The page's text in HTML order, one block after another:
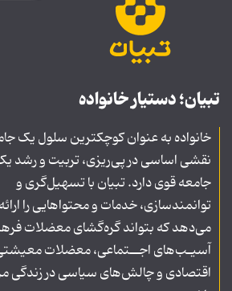
تبیان؛ دستیار خانواده
خانواده به عنوان کوچکترین سلول یک
نقشی اساسی در پی‌ریزی، تربیت و رشد
جامعه قوی دارد. تبیان با تسهیل‌گری و
توانمندسازی، خدمات و محتواهایی را ارائه
می‌دهد که بتواند گره‌گشای معضلات
آسیـب‌های اجــتماعی، معضلات
اقتصادی و چالش‌های سیاسی در زندگی